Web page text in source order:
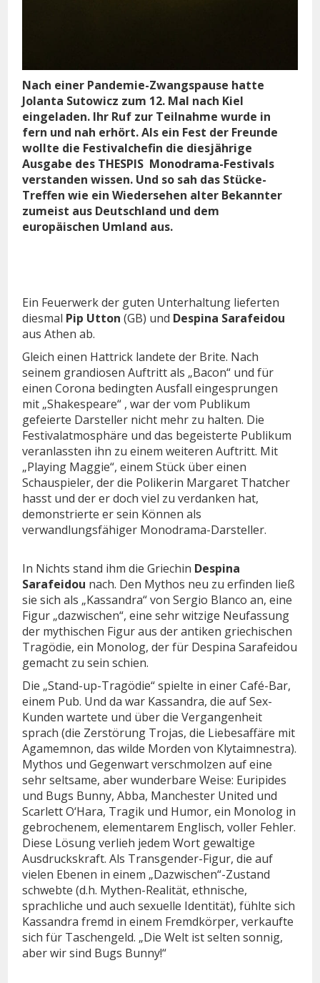
Nach einer Pandemie-Zwangspause hatte
Jolanta Sutowicz zum 12. Mal nach Kiel
eingeladen. Ihr Ruf zur Teilnahme wurde in
fern und nah erhört. Als ein Fest der Freunde
wollte die Festivalchefin die diesjährige
Ausgabe des THESPIS Monodrama-Festivals
verstanden wissen. Und so sah das Stücke-
Treffen wie ein Wiedersehen alter Bekannter
zumeist aus Deutschland und dem
europäischen Umland aus.
Ein Feuerwerk der guten Unterhaltung lieferten
diesmal Pip Utton (GB) und Despina Sarafeidou
aus Athen ab.
Gleich einen Hattrick landete der Brite. Nach
seinem grandiosen Auftritt als „Bacon“ und für
einen Corona bedingten Ausfall eingesprungen
mit „Shakespeare“ , war der vom Publikum
gefeierte Darsteller nicht mehr zu halten. Die
Festivalatmosphäre und das begeisterte Publikum
veranlassten ihn zu einem weiteren Auftritt. Mit
„Playing Maggie“, einem Stück über einen
Schauspieler, der die Polikerin Margaret Thatcher
hasst und der er doch viel zu verdanken hat,
demonstrierte er sein Können als
verwandlungsfähiger Monodrama-Darsteller.
In Nichts stand ihm die Griechin Despina
Sarafeidou nach. Den Mythos neu zu erfinden ließ
sie sich als „Kassandra“ von Sergio Blanco an, eine
Figur „dazwischen“, eine sehr witzige Neufassung
der mythischen Figur aus der antiken griechischen
Tragödie, ein Monolog, der für Despina Sarafeidou
gemacht zu sein schien.
Die „Stand-up-Tragödie“ spielte in einer Café-Bar,
einem Pub. Und da war Kassandra, die auf Sex-
Kunden wartete und über die Vergangenheit
sprach (die Zerstörung Trojas, die Liebesaffäre mit
Agamemnon, das wilde Morden von Klytaimnestra).
Mythos und Gegenwart verschmolzen auf eine
sehr seltsame, aber wunderbare Weise: Euripides
und Bugs Bunny, Abba, Manchester United und
Scarlett O‘Hara, Tragik und Humor, ein Monolog in
gebrochenem, elementarem Englisch, voller Fehler.
Diese Lösung verlieh jedem Wort gewaltige
Ausdruckskraft. Als Transgender-Figur, die auf
vielen Ebenen in einem „Dazwischen“-Zustand
schwebte (d.h. Mythen-Realität, ethnische,
sprachliche und auch sexuelle Identität), fühlte sich
Kassandra fremd in einem Fremdkörper, verkaufte
sich für Taschengeld. „Die Welt ist selten sonnig,
aber wir sind Bugs Bunny!“